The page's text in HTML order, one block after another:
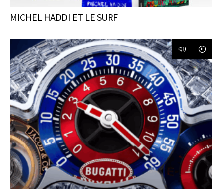
MICHEL HADDI ET LE SURF